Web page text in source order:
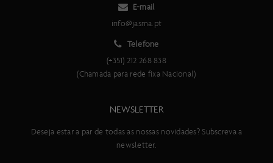
E-mail
info@jasma.pt
Telefone
(+351) 212 268 838
(Chamada para rede fixa Nacional)
NEWSLETTER
Deseja estar a par de todas as nossas novidades? Subscreva a
newsletter.